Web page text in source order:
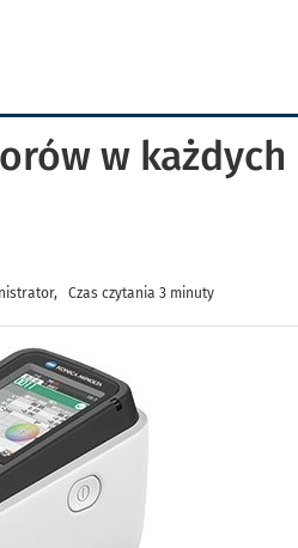
w każdych
Czas czytania 3 minuty